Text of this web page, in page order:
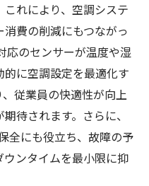
れにより、空調システ
費の削減にもつながっ
応のセンサーが温度や湿
に空調設定を最適化す
従業員の快適性が向上
待されます。さらに、
全にも役立ち、故障の予
ンタイムを最小限に抑